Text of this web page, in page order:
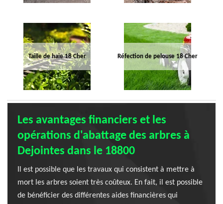
Taille de haie 18 Cher Réfection de pelouse 18 Cher
Les avantages financiers et les
opérations d'abattage des arbres à
Dejointes dans le 18800
Il est possible que les travaux qui consistent à mettre à
mort les arbres soient très coûteux. En fait, il est possible
de bénéficier des différentes aides financières qui